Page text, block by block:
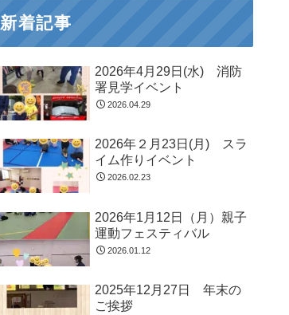
新着記事
2026年4月29日(水) 消防
署見学イベント
2026.04.29
2026年２月23日(月) スラ
イム作りイベント
2026.02.23
2026年1月12日（月）親子
運動フェスティバル
2026.01.12
2025年12月27日 年末の
ご挨拶